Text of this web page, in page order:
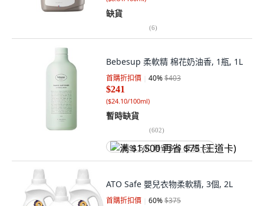
缺貨
(6)
Bebesup 柔軟精 棉花奶油香, 1瓶, 1L
首購折扣價 40%$403
$241
($24.10/100ml)
暫時缺貨
(602)
满 $1,500 再省 $75 (王道卡)
ATO Safe 嬰兒衣物柔軟精, 3個, 2L
首購折扣價 60%$375